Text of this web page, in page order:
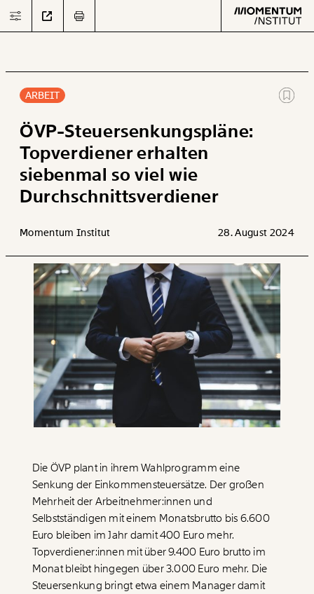
Arbeit
Klima
Datensätze
Paper der Woche
Projekte
Kürzungslandkarte
Erbschaftssteuer-Rechner
Koalitions-Kompass
Arbeitslosenrechner
Befristungs-Monitor
Pflegerechner
Parlagram
Team
Jahresberichte
Pressebereich
Jobs & Fellowships
Textsecond
ARBEIT
ÖVP-Steuersenkungspläne:
Topverdiener erhalten
siebenmal so viel wie
Durchschnittsverdiener
Momentum Institut 28. August 2024
Die ÖVP plant in ihrem Wahlprogramm eine
Senkung der Einkommensteuersätze. Der großen
Mehrheit der Arbeitnehmer:innen und
Selbstständigen mit einem Monatsbrutto bis 6.600
Euro bleiben im Jahr damit 400 Euro mehr.
Topverdiener:innen mit über 9.400 Euro brutto im
Monat bleibt hingegen über 3.000 Euro mehr. Die
Steuersenkung bringt etwa einem Manager damit